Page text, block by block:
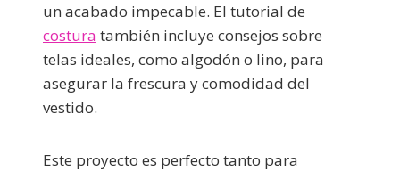
un acabado impecable. El tutorial de
costura también incluye consejos sobre
telas ideales, como algodón o lino, para
asegurar la frescura y comodidad del
vestido.
Este proyecto es perfecto tanto para